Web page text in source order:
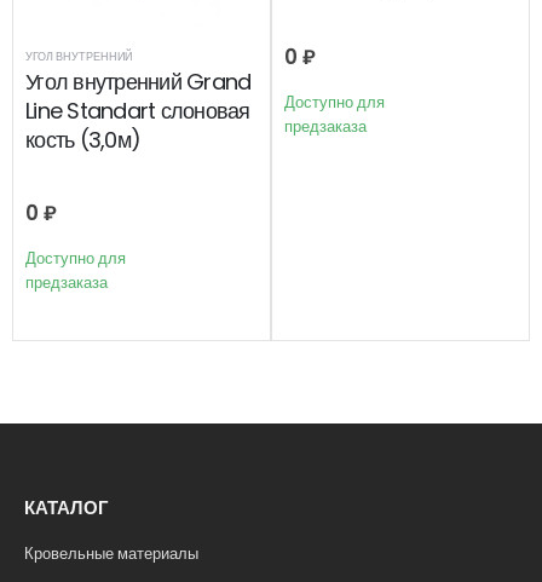
УГОЛ ВНУТРЕННИЙ
Угол внутренний Grand
Line Standart слоновая
кость (3,0м)
0 ₽
Доступно для
предзаказа
0 ₽
Доступно для
предзаказа
КАТАЛОГ
Кровельные материалы